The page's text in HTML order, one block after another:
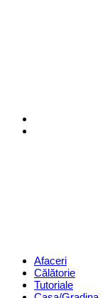
Menu Afaceri
Călătorie
Tutoriale